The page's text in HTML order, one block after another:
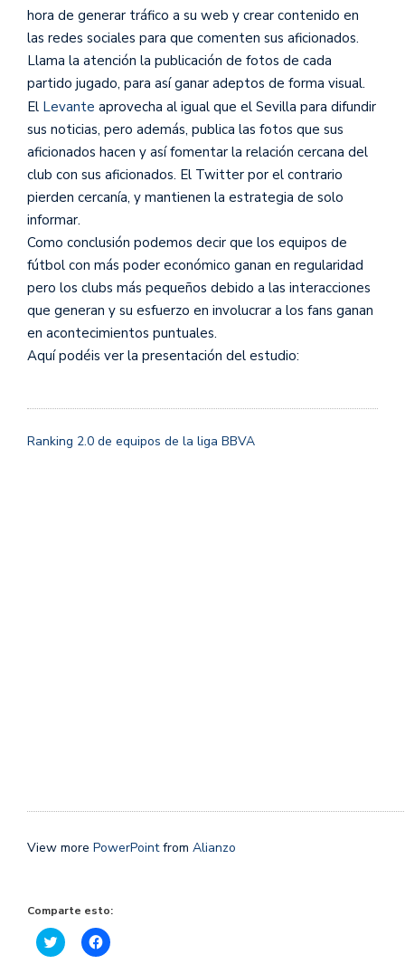
hora de generar tráfico a su web y crear contenido en
las redes sociales para que comenten sus aficionados.
Llama la atención la publicación de fotos de cada
partido jugado, para así ganar adeptos de forma visual.
El Levante aprovecha al igual que el Sevilla para difundir
sus noticias, pero además, publica las fotos que sus
aficionados hacen y así fomentar la relación cercana del
club con sus aficionados. El Twitter por el contrario
pierden cercanía, y mantienen la estrategia de solo
informar.
Como conclusión podemos decir que los equipos de
fútbol con más poder económico ganan en regularidad
pero los clubs más pequeños debido a las interacciones
que generan y su esfuerzo en involucrar a los fans ganan
en acontecimientos puntuales.
Aquí podéis ver la presentación del estudio:
Ranking 2.0 de equipos de la liga BBVA
View more PowerPointfrom Alianzo
Comparte esto:
Haz
clic
Haz
clic